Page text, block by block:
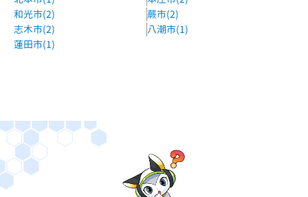
和光市(2)
蕨市(2)
志木市(2)
八潮市(1)
蓮田市(1)